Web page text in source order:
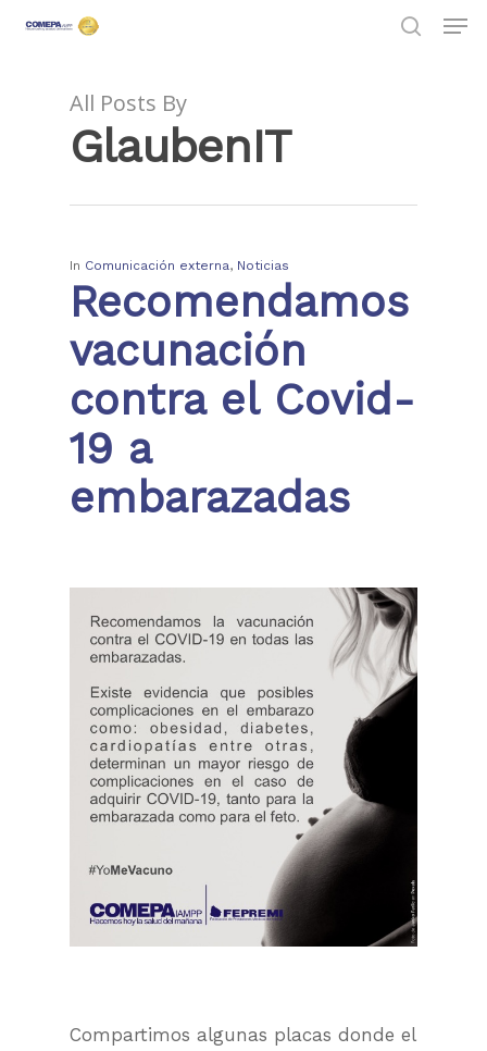
Hit enter to search or ESC to close
All Posts By
GlaubenIT
In Comunicación externa, Noticias
Recomendamos
vacunación
contra el Covid-
19 a
embarazadas
Compartimos algunas placas donde el